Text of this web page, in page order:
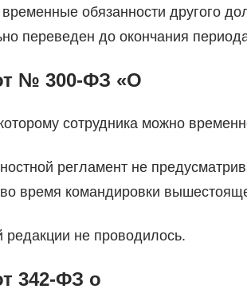
обязанности другого
переведен до окончания
№ 300-ФЗ «О
сотрудника можно
регламент не
время командировки
не проводилось.
342-ФЗ о